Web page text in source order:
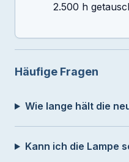
2.500 h
Häufige Fragen
Wie lange hält die
Kann ich die Lampe